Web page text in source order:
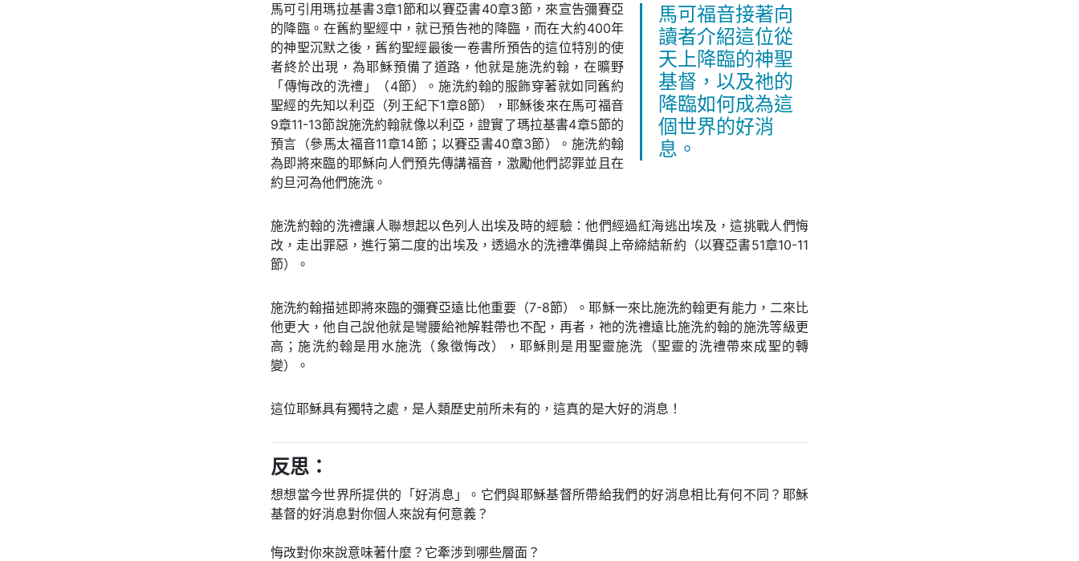
馬可福音接著向
讀者介紹這位從
天上降臨的神聖
基督，以及祂的
降臨如何成為這
個世界的好消
息。
馬可引用瑪拉基書3章1節和以賽亞書40章3節，來宣告彌賽亞
的降臨。在舊約聖經中，就已預告祂的降臨，而在大約400年
的神聖沉默之後，舊約聖經最後一卷書所預告的這位特別的使
者終於出現，為耶穌預備了道路，他就是施洗約翰，在曠野
「傳悔改的洗禮」（4節）。施洗約翰的服飾穿著就如同舊約
聖經的先知以利亞（列王紀下1章8節），耶穌後來在馬可福音
9章11-13節說施洗約翰就像以利亞，證實了瑪拉基書4章5節的
預言（參馬太福音11章14節；以賽亞書40章3節）。施洗約翰
為即將來臨的耶穌向人們預先傳講福音，激勵他們認罪並且在
約旦河為他們施洗。
施洗約翰的洗禮讓人聯想起以色列人出埃及時的經驗：他們經過紅海逃出埃及，這挑戰人們悔
改，走出罪惡，進行第二度的出埃及，透過水的洗禮準備與上帝締結新約（以賽亞書51章10-11
節）。
施洗約翰描述即將來臨的彌賽亞遠比他重要（7-8節）。耶穌一來比施洗約翰更有能力，二來比
他更大，他自己說他就是彎腰給祂解鞋帶也不配，再者，祂的洗禮遠比施洗約翰的施洗等級更
高；施洗約翰是用水施洗（象徵悔改），耶穌則是用聖靈施洗（聖靈的洗禮帶來成聖的轉
變）。
這位耶穌具有獨特之處，是人類歷史前所未有的，這真的是大好的消息！
反思：
想想當今世界所提供的「好消息」。它們與耶穌基督所帶給我們的好消息相比有何不同？耶穌
基督的好消息對你個人來說有何意義？
悔改對你來說意味著什麼？它牽涉到哪些層面？